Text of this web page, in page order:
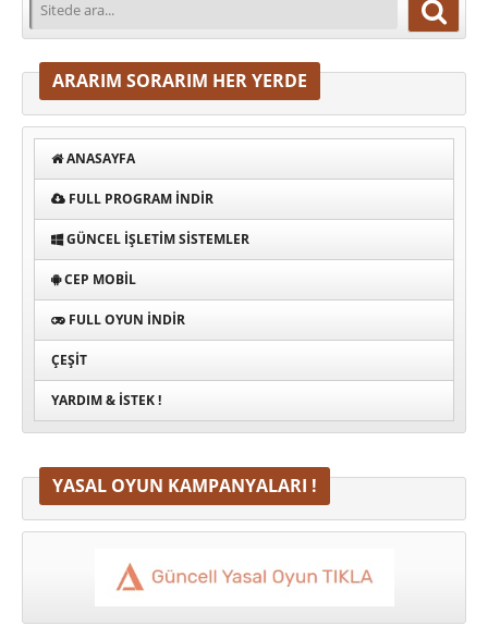
ARARIM SORARIM HER YERDE
ANASAYFA
FULL PROGRAM INDIR
GÜNCEL İŞLETIM SISTEMLER
CEP MOBIL
FULL OYUN İNDIR
ÇEŞIT
YARDIM & İSTEK !
YASAL OYUN KAMPANYALARI !